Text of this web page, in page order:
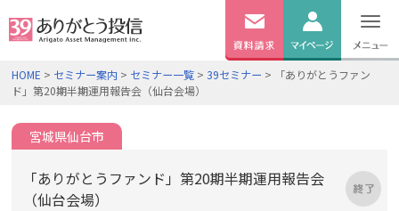
無料
資料
ログイン
HOME > セミナー案内 > セミナー一覧 >39セミナー > 「ありがとうファン
ド」第20期半期運用報告会（仙台会場）
宮城県仙台市
「ありがとうファンド」第20期半期運用報告会
（仙台会場）